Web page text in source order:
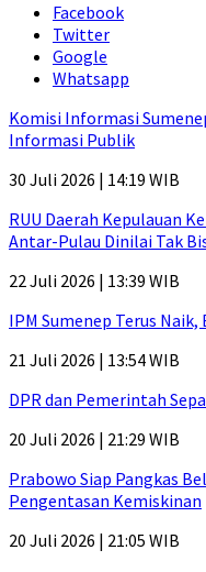
Facebook
Twitter
Google
Whatsapp
Komisi Informasi
Informasi Publik
30 Juli 2026 | 14:19 WIB
RUU Daerah Kepulauan
Antar-Pulau Dinilai Tak
22 Juli 2026 | 13:39 WIB
IPM Sumenep Terus
21 Juli 2026 | 13:54 WIB
DPR dan Pemerintah
20 Juli 2026 | 21:29 WIB
Prabowo Siap Pangkas
Pengentasan Kemiskinan
20 Juli 2026 | 21:05 WIB